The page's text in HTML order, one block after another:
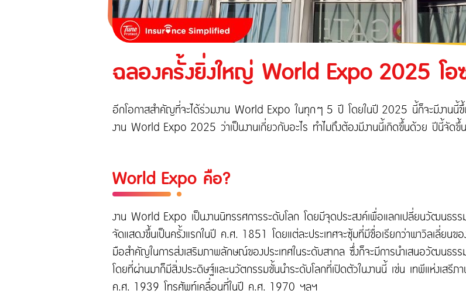
ประกันความเสี่ยงภัยทุกชนิดของอุตสาหกรรม
ความรับผิดต่อบุคคลภายนอก
ประกันภัยธุรกิจหยุดชะงัก
ประกันภัยทางทะเล และขนส่ง
ประกันอัคคีภัย
ฉลองครั้งยิ่งใหญ่ World Expo 2025 โอ
อีกโอกาสสำคัญที่จะได้ร่วมงาน World Expo ในทุกๆ 5 ปี โดยในปี 2025 นี้ก็จะมีงาน
งาน World Expo 2025 ว่าเป็นงานเกี่ยวกับอะไร ทำไมถึงต้องมีงานนี้เกิดขึ้นด้วย ปีนี้จัดขึ้
World Expo คือ?
งาน World Expo เป็นงานนิทรรศการระดับโลก โดยมีจุดประสงค์เพื่อแลกเปลี่ยนวัฒนธรร
จัดแสดงขึ้นเป็นครั้งแรกในปี ค.ศ. 1851 โดยแต่ละประเทศจะซุ้มที่มีชื่อเรียกว่าพาวิลเลี่ยน
มือสำคัญในการส่งเสริมภาพลักษณ์ของประเทศในระดับสากล ซึ่งก็จะมีการนำเสนอวัฒนธรร
โดยที่ผ่านมาก็มีสิ่งประดิษฐ์และนวัตกรรมชั้นนำระดับโลกที่เปิดตัวในงานนี้ เช่น เทพีแห่งเ
ค.ศ. 1939 โทรศัพท์เคลื่อนที่ในปี ค.ศ. 1970 ฯลฯ